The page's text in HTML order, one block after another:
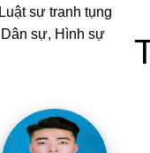
Luật sư tranh tụng
Dân sự, Hình sự